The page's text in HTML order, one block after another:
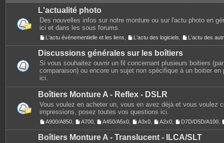
L'actualité photo
Des nouvelles infos sur notre monture ou sur l'actu photo en
ici et dans les sous forums.
L'actu événementielle et les liens L'actu des logiciels L'actu des
Discussions générales sur les boîtiers
Si vous souhaitez ouvrir un fil concernant plusieurs boitiers
comparaison) ou encore un sujet non spécifique à un boitier en
ici.
Boîtiers Monture A - Reflex - DSLR
Vous voulez en acheter un, vous en avez déjà et vous voulez
impressions, posez toutes vos questions ici.
A900/A850 A700 A450/A5x0 A3x0 A2x0 D7D/D5D/A100
Boîtiers Monture A - Translucent - ILCA/SLT